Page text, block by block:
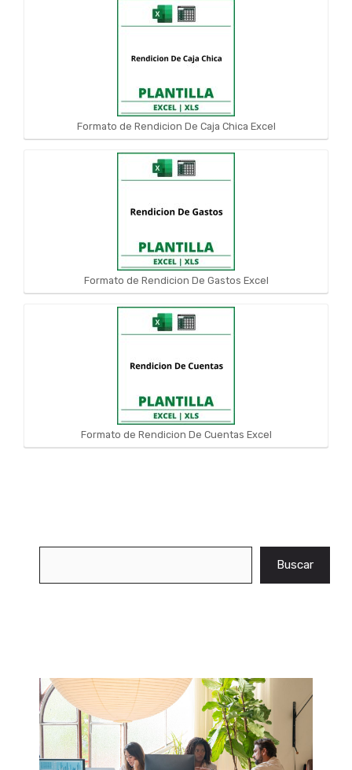
Formato de Rendicion De Caja Chica Excel
Formato de Rendicion De Gastos Excel
Formato de Rendicion De Cuentas Excel
Buscar